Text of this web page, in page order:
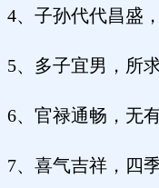
4、子孙代代昌盛
5、多子宜男，所
6、官禄通畅，无
7、喜气吉祥，四